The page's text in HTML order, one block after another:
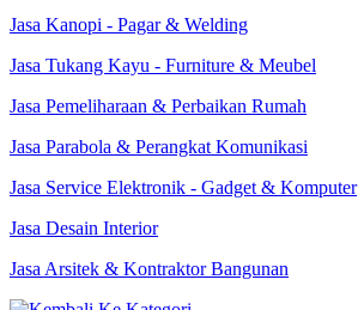
Jasa Kanopi - Pagar & Welding
Jasa Tukang Kayu - Furniture & Meubel
Jasa Pemeliharaan & Perbaikan Rumah
Jasa Parabola & Perangkat Komunikasi
Jasa Service Elektronik - Gadget & Komputer
Jasa Desain Interior
Jasa Arsitek & Kontraktor Bangunan